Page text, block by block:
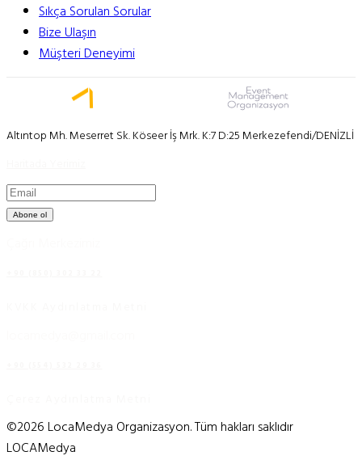
Sıkça Sorulan Sorular
Bize Ulaşın
Müşteri Deneyimi
Altıntop Mh. Meserret Sk. Köseer İş Mrk. K:7 D:25 Merkezefendi/DENİZLİ
Abone ol
©2026 LocaMedya Organizasyon. Tüm hakları saklıdır
LOCAMedya